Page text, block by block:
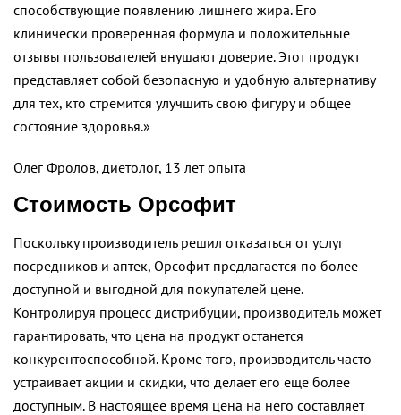
способствующие появлению лишнего жира. Его
клинически проверенная формула и положительные
отзывы пользователей внушают доверие. Этот продукт
представляет собой безопасную и удобную альтернативу
для тех, кто стремится улучшить свою фигуру и общее
состояние здоровья.»
Олег Фролов, диетолог, 13 лет опыта
Стоимость Орсофит
Поскольку производитель решил отказаться от услуг
посредников и аптек, Орсофит предлагается по более
доступной и выгодной для покупателей цене.
Контролируя процесс дистрибуции, производитель может
гарантировать, что цена на продукт останется
конкурентоспособной. Кроме того, производитель часто
устраивает акции и скидки, что делает его еще более
доступным. В настоящее время цена на него составляет